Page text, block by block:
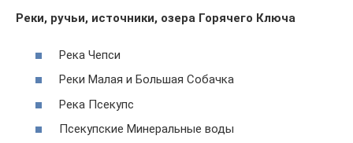
Реки, ручьи, источники, озера Горячего Ключа
Река Чепси
Реки Малая и Большая Собачка
Река Псекупс
Псекупские Минеральные воды